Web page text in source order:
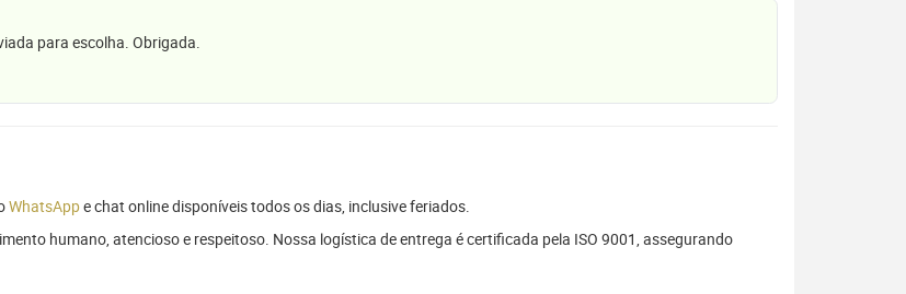
para escolha. Obrigada.
WhatsAppe chat online disponíveis todos os dias, inclusive feriados.
humano, atencioso e respeitoso. Nossa logística de entrega é certificada pela ISO 9001, assegurando